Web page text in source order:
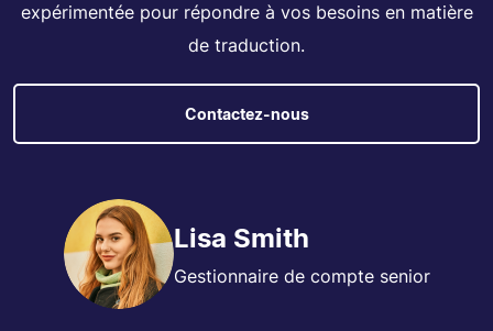
expérimentée pour répondre à vos besoins en matière
de traduction.
Contactez-nous
Lisa Smith
Gestionnaire de compte senior